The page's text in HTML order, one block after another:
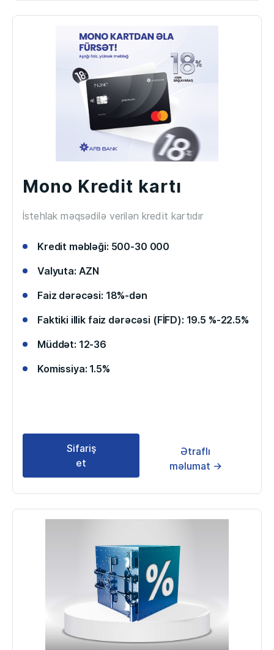
Mono Kredit kartı
İstehlak məqsədilə verilən kredit kartıdır
Kredit məbləği: 500-30 000
Valyuta: AZN
Faiz dərəcəsi: 18%-dən
Faktiki illik faiz dərəcəsi (FİFD): 19.5 %-22.5%
Müddət: 12-36
Komissiya: 1.5%
Sifariş
et
Ətraflı
məlumat →